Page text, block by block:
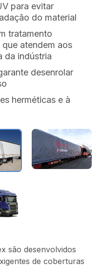
para evitar
do material
tratamento
atendem aos
da indústria
desenrolar
herméticas e à
são desenvolvidos
de coberturas